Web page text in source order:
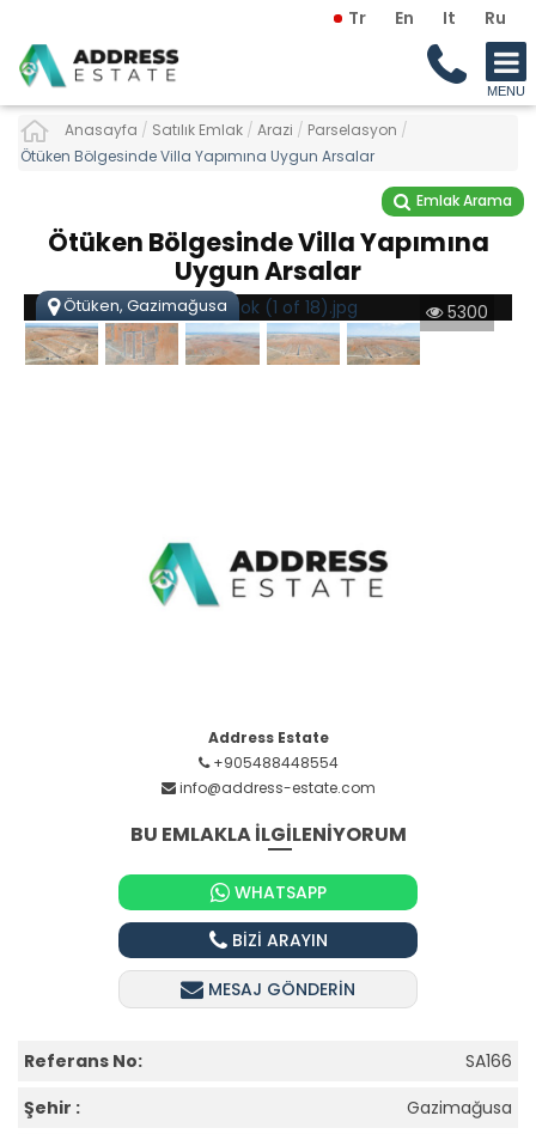
Tr En It Ru
Anasayfa / Satılık Emlak / Arazi / Parselasyon /
Ötüken Bölgesinde Villa Yapımına Uygun Arsalar
Emlak Arama
Ötüken Bölgesinde Villa Yapımına
Uygun Arsalar
5300
Ötüken, Gazimağusa
Address Estate
+905488448554
info@address-estate.com
BU EMLAKLA İLGİLENİYORUM
WHATSAPP
BİZİ ARAYIN
MESAJ GÖNDERİN
Referans No:
SA166
Şehir :
Gazimağusa